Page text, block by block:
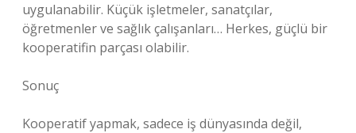
uygulanabilir. Küçük işletmeler, sanatçılar,
öğretmenler ve sağlık çalışanları… Herkes, güçlü bir
kooperatifin parçası olabilir.
Sonuç
Kooperatif yapmak, sadece iş dünyasında değil,